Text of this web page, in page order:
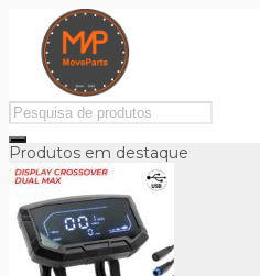
Produtos em destaque